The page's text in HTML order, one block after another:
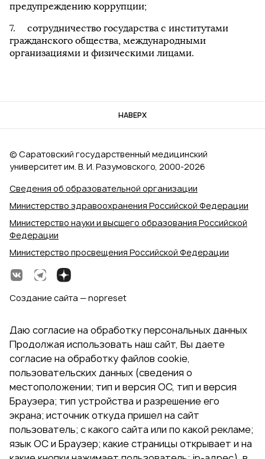
предупреждению коррупции;
сотрудничество государства с институтами
гражданского общества, международными
организациями и физическими лицами.
НАВЕРХ
Сведения об образовательной организации
Министерство здравоохранения Российской Федерации
Министерство науки и высшего образования Российской
Федерации
Министерство просвещения Российской Федерации
© Саратовский государственный медицинский
университет им. В. И. Разумовского, 2000‑2026
Создание сайта — nopreset
Даю согласие на обработку персональных данных
Продолжая использовать наш сайт, Вы даете
согласие на обработку файлов cookie,
пользовательских данных (сведения о
местоположении; тип и версия ОС, тип и версия
Браузера; тип устройства и разрешение его
экрана; источник откуда пришел на сайт
пользователь; с какого сайта или по какой рекламе;
язык ОС и Браузер; какие страницы открывает и на